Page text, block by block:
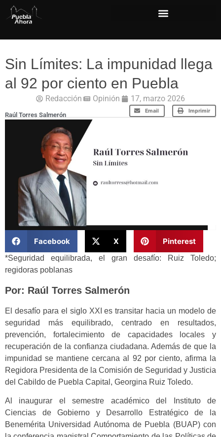
Sin Límites: La impunidad llega
al 92 por ciento en Puebla
Redacción Opinión 17, marzo 2026
Email Imprimir
Raúl Torres Salmerón
Facebook X Pinterest
*Seguridad equilibrada, el gran desafío: Ruiz Toledo;
regidoras poblanas
Por: Raúl Torres Salmerón
El desafío para el siglo XXI es transitar hacia un modelo de
seguridad más equilibrado, centrado en resultados,
prevención, fortalecimiento de capacidades locales y
recuperación de la confianza ciudadana. Además de que la
impunidad se mantiene cercana al 92 por ciento, afirma la
Regidora Presidenta de la Comisión de Seguridad y Justicia
del Cabildo de Puebla Capital, Georgina Ruiz Toledo.
Al inaugurar el semestre académico del Instituto de
Ciencias de Gobierno y Desarrollo Estratégico de la
Benemérita Universidad Autónoma de Puebla (BUAP) con